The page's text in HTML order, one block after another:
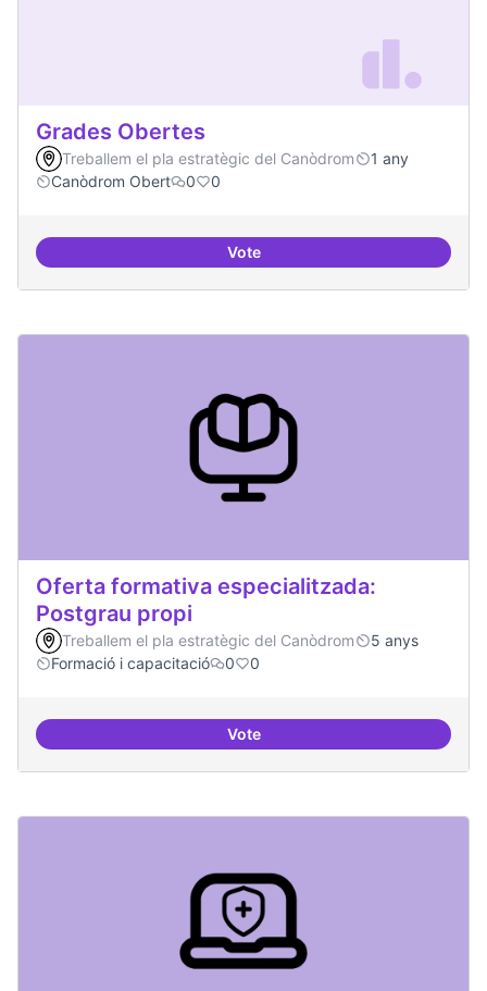
Grades Obertes
Treballem el pla estratègic del Canòdrom
1 any
Canòdrom Obert
0 0
VoteGrades Obertes
Oferta formativa especialitzada:
Postgrau propi
Treballem el pla estratègic del Canòdrom
5 anys
Formació i capacitació
0 0
VoteOferta formativa especialitzada: